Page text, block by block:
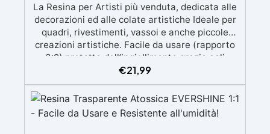
La Resina per Artisti più venduta, dedicata alle
decorazioni ed alle colate artistiche Ideale per
quadri, rivestimenti, vassoi e anche piccole
creazioni artistiche. Facile da usare (rapporto
3:2) protetta dall’ingiallimento grazie agli
speciali filtri UV Formula densa : non cola via,
mantenendo i design precisi e puliti. Indurisce
in 12-24h garantendo una superficie lucida e
brillante
€21,99